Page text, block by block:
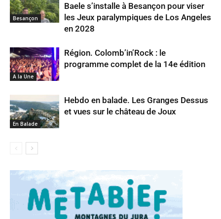
Besançon
Baele s’installe à Besançon pour viser
les Jeux paralympiques de Los Angeles
en 2028
A la Une
Région. Colomb’in’Rock : le
programme complet de la 14e édition
En Balade
Hebdo en balade. Les Granges Dessus
et vues sur le château de Joux